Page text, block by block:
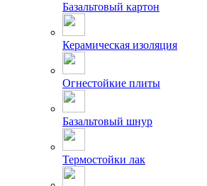
Базальтовый картон
Керамическая изоляция
Огнестойкие плиты
Базальтовый шнур
Термостойки лак